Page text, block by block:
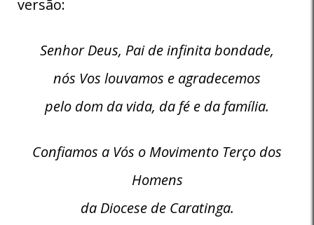
versão:
Senhor Deus, Pai de infinita bondade,
nós Vos louvamos e agradecemos
pelo dom da vida, da fé e da família.
Confiamos a Vós o Movimento Terço dos
Homens
da Diocese de Caratinga.